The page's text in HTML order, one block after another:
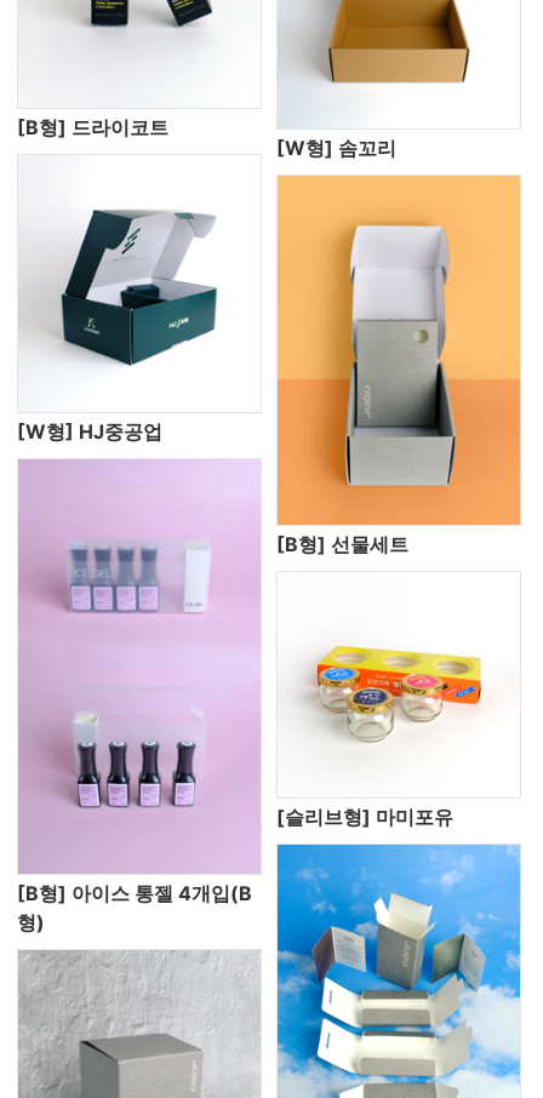
[B형] 드라이코트
[W형] 솜꼬리
[W형] HJ중공업
[B형] 선물세트
[B형] 아이스 통젤 4개입(B
형)
[슬리브형] 마미포유